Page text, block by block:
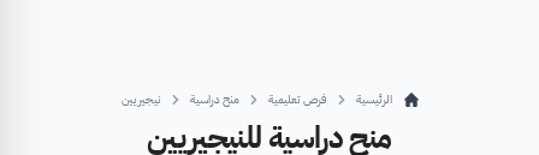
الرئيسية فرص تعليمية منح دراسية نيجيريين
منح دراسية للنيجيريين